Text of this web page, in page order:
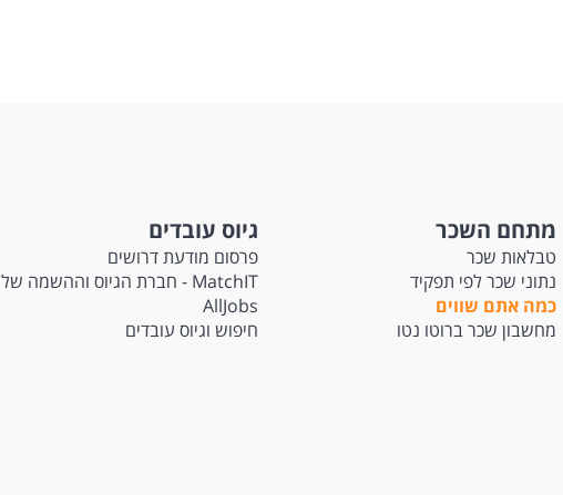
מתחם השכר
טבלאות שכר
נתוני שכר לפי תפקיד
כמה אתם שווים
מחשבון שכר ברוטו נטו
גיוס עובדים
פרסום מודעת דרושים
MatchIT - חברת הגיוס וההשמה של
AllJobs
חיפוש וגיוס עובדים